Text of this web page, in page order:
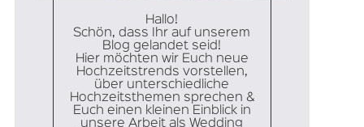
Hallo!
Schön, dass Ihr auf unserem
Blog gelandet seid!
Hier möchten wir Euch neue
Hochzeitstrends vorstellen,
über unterschiedliche
Hochzeitsthemen sprechen &
Euch einen kleinen Einblick in
unsere Arbeit als Wedding